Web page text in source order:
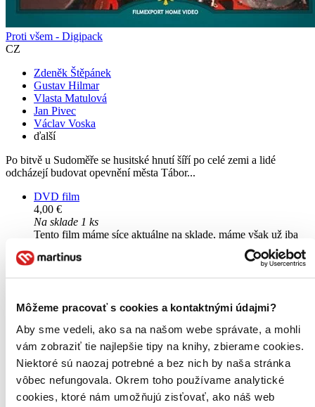
Môžeme pracovať s cookies a kontaktnými údajmi?
Aby sme vedeli, ako sa na našom webe správate, a mohli
vám zobraziť tie najlepšie tipy na knihy, zbierame cookies.
Niektoré sú naozaj potrebné a bez nich by naša stránka
vôbec nefungovala. Okrem toho používame analytické
cookies, ktoré nám umožňujú zisťovať, ako náš web
Proti všem - Digipack
CZ
Zdeněk Štěpánek
Gustav Hilmar
Vlasta Matulová
Jan Pivec
Václav Voska
ďalší
Po bitvě u Sudoměře se husitské hnutí šíří po celé zemi a lidé
odcházejí budovat opevnění města Tábor...
DVD film
4,00 €
Na sklade 1 ks
Tento film máme síce aktuálne na sklade, máme však už iba
posledné kusy. Ak ho chcete mať rýchlo, ponáhľajte sa!
Dodanie ďalších môže trvať dlhšie, zvyčajne do 23 dní.